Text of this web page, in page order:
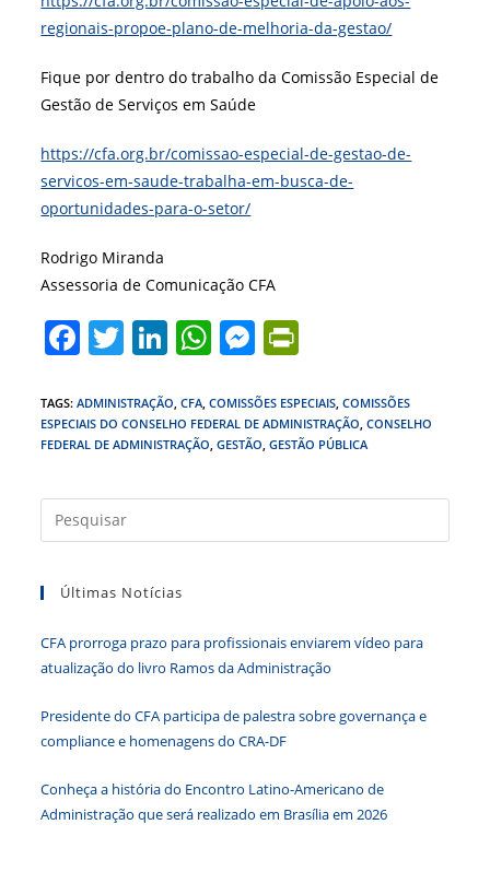
regionais-propoe-plano-de-melhoria-da-gestao/
Fique por dentro do trabalho da Comissão Especial de
Gestão de Serviços em Saúde
https://cfa.org.br/comissao-especial-de-gestao-de-
servicos-em-saude-trabalha-em-busca-de-
oportunidades-para-o-setor/
Rodrigo Miranda
Assessoria de Comunicação CFA
F
c
e
o
o
k
T
itt
er
Li
k
e
n
W
at
s
p
p
M
ss
e
g
er
tF
ri
n
dl
TAGS:ADMINISTRAÇÃO CFA COMISSÕES ESPECIAIS COMISSÕES
ESPECIAIS DO CONSELHO FEDERAL DE ADMINISTRAÇÃO CONSELHO
FEDERAL DE ADMINISTRAÇÃO GESTÃO GESTÃO PÚBLICA
a
Últimas Notícias
CFA prorroga prazo para profissionais enviarem vídeo para
atualização do livro Ramos da Administração
Presidente do CFA participa de palestra sobre governança e
compliance e homenagens do CRA-DF
Conheça a história do Encontro Latino-Americano de
Administração que será realizado em Brasília em 2026